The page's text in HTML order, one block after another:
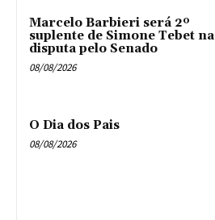
Marcelo Barbieri será 2º
suplente de Simone Tebet na
disputa pelo Senado
08/08/2026
O Dia dos Pais
08/08/2026